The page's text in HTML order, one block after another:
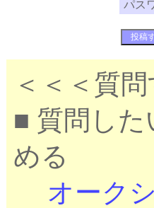
パス
＜＜＜質
■ 質問し
める
オーク